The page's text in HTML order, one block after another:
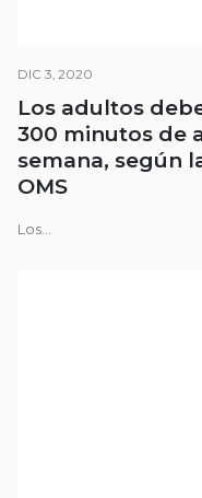
DIC 3, 2020
Los adultos
300 minutos de
semana, según
OMS
Los...